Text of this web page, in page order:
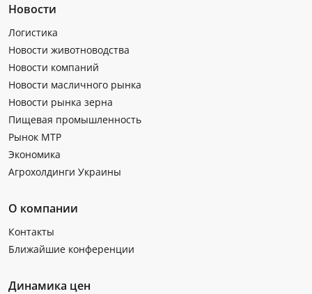
Новости
Логистика
Новости животноводства
Новости компаний
Новости масличного рынка
Новости рынка зерна
Пищевая промышленность
Рынок МТР
Экономика
Агрохолдинги Украины
О компании
Контакты
Ближайшие конференции
Динамика цен